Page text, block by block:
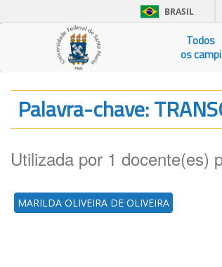
BRASIL
Todos
os campi
Palavra-chave:
Utilizada por 1 docente(es)
MARILDA OLIVEIRA DE OLIVEIRA